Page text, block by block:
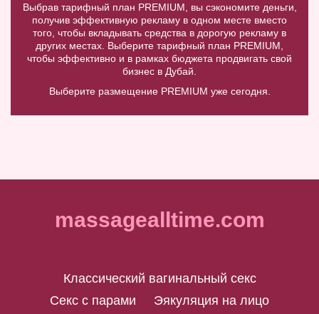
Выбрав тарифный план PREMIUM, вы сэкономите деньги,
получив эффективную рекламу в одном месте вместо
того, чтобы вкладывать средства в дорогую рекламу в
других местах. Выберите тарифный план PREMIUM,
чтобы эффективно и в рамках бюджета продвигать свой
бизнес в Дубай.
Выберите размещение PREMIUM уже сегодня.
massagealltime.com
Классический вагинальный секс
Секс с парами
Эякуляция на лицо